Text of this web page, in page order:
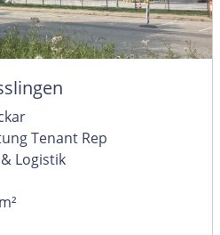
Tenant Rep
Logistik